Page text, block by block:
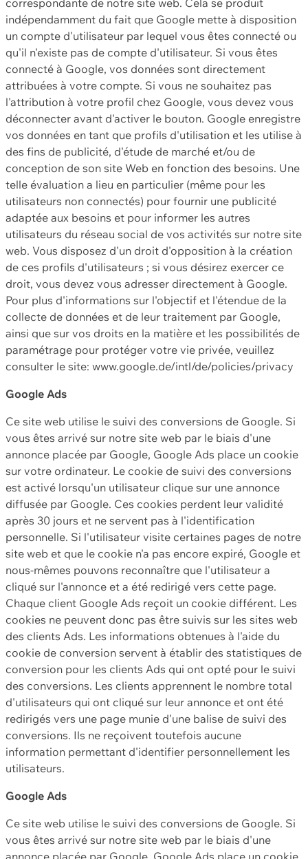
correspondante de notre site web. Cela se produit
indépendamment du fait que Google mette à disposition
un compte d'utilisateur par lequel vous êtes connecté ou
qu'il n'existe pas de compte d'utilisateur. Si vous êtes
connecté à Google, vos données sont directement
attribuées à votre compte. Si vous ne souhaitez pas
l'attribution à votre profil chez Google, vous devez vous
déconnecter avant d'activer le bouton. Google enregistre
vos données en tant que profils d'utilisation et les utilise à
des fins de publicité, d'étude de marché et/ou de
conception de son site Web en fonction des besoins. Une
telle évaluation a lieu en particulier (même pour les
utilisateurs non connectés) pour fournir une publicité
adaptée aux besoins et pour informer les autres
utilisateurs du réseau social de vos activités sur notre site
web. Vous disposez d'un droit d'opposition à la création
de ces profils d'utilisateurs ; si vous désirez exercer ce
droit, vous devez vous adresser directement à Google.
Pour plus d'informations sur l'objectif et l'étendue de la
collecte de données et de leur traitement par Google,
ainsi que sur vos droits en la matière et les possibilités de
paramétrage pour protéger votre vie privée, veuillez
consulter le site: www.google.de/intl/de/policies/privacy
Google Ads
Ce site web utilise le suivi des conversions de Google. Si
vous êtes arrivé sur notre site web par le biais d'une
annonce placée par Google, Google Ads place un cookie
sur votre ordinateur. Le cookie de suivi des conversions
est activé lorsqu'un utilisateur clique sur une annonce
diffusée par Google. Ces cookies perdent leur validité
après 30 jours et ne servent pas à l'identification
personnelle. Si l'utilisateur visite certaines pages de notre
site web et que le cookie n'a pas encore expiré, Google et
nous-mêmes pouvons reconnaître que l'utilisateur a
cliqué sur l'annonce et a été redirigé vers cette page.
Chaque client Google Ads reçoit un cookie différent. Les
cookies ne peuvent donc pas être suivis sur les sites web
des clients Ads. Les informations obtenues à l'aide du
cookie de conversion servent à établir des statistiques de
conversion pour les clients Ads qui ont opté pour le suivi
des conversions. Les clients apprennent le nombre total
d'utilisateurs qui ont cliqué sur leur annonce et ont été
redirigés vers une page munie d'une balise de suivi des
conversions. Ils ne reçoivent toutefois aucune
information permettant d'identifier personnellement les
utilisateurs.
Google Ads
Ce site web utilise le suivi des conversions de Google. Si
vous êtes arrivé sur notre site web par le biais d'une